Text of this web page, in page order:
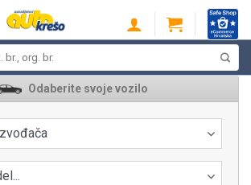
Odaberite svoje vozilo